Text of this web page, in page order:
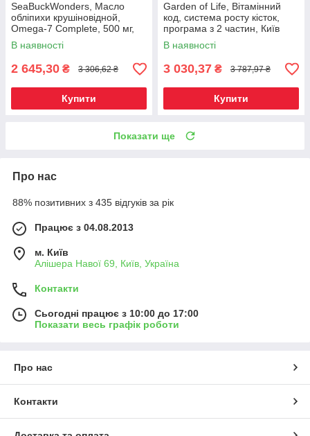
SeaBuckWonders, Масло
обліпихи крушіновідной,
Omega-7 Complete, 500 мг,
120 м'яких капсул, Київ
В наявності
2 645,30 ₴ 3 306,62 ₴
Купити
Garden of Life, Вітамінний
код, система росту кісток,
програма з 2 частин, Київ
В наявності
3 030,37 ₴ 3 787,97 ₴
Купити
Показати ще
Про нас
88% позитивних з 435 відгуків за рік
Працює з 04.08.2013
м. Київ
Алішера Навої 69, Київ, Україна
Контакти
Сьогодні працює з 10:00 до 17:00
Показати весь графік роботи
Про нас
Контакти